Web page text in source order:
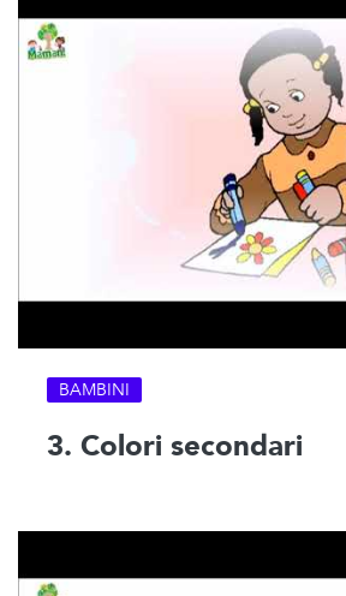
BAMBINI
3. Colori secondari